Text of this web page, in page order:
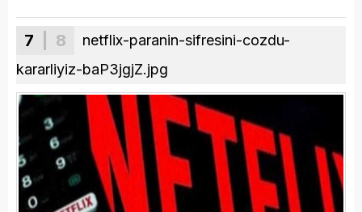
7 | 8
netflix-paranin-sifresini-cozdu-
kararliyiz-baP3jgjZ.jpg